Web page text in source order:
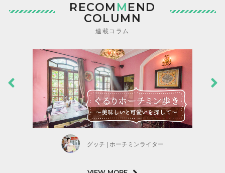
RECOM MEND
COLUMN
連載コラム
グッチ | ホーチミンライター